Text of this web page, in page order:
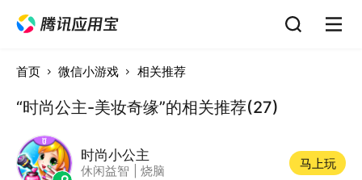
首页 微信小游戏 相关推荐
“时尚公主-美妆奇缘”的相关推荐(27)
时尚小公主
休闲益智 烧脑
马上玩